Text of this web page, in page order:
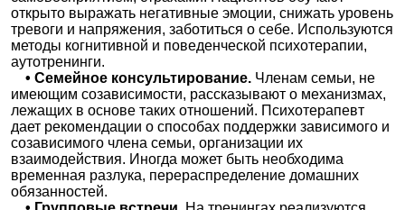
открыто выражать негативные эмоции, снижать уровень
тревоги и напряжения, заботиться о себе. Используются
методы когнитивной и поведенческой психотерапии,
аутотренинги.
• Семейное консультирование. Членам семьи, не
имеющим созависимости, рассказывают о механизмах,
лежащих в основе таких отношений. Психотерапевт
дает рекомендации о способах поддержки зависимого и
созависимого члена семьи, организации их
взаимодействия. Иногда может быть необходима
временная разлука, перераспределение домашних
обязанностей.